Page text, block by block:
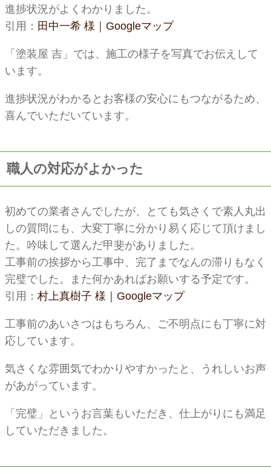
進捗状況がよくわかりました。
引用： 田中一希 様｜Googleマップ
「塗装屋 吉」では、施工の様子を写真でお伝えして
います。
進捗状況がわかるとお客様の安心にもつながるため、
喜んでいただいています。
職人の対応がよかった
初めての業者さんでしたが、とても気さくで素人丸出
しの質問にも、大変丁寧に分かり易く応じて頂けまし
た。吟味して選んだ甲斐がありました。
工事前の挨拶から工事中、完了までなんの滞りもなく
完璧でした。また何かあればお願いする予定です。
引用： 村上真樹子 様｜Googleマップ
工事前のあいさつはもちろん、ご不明点にも丁寧に対
応しています。
気さくな雰囲気でわかりやすかったと、うれしいお声
があがっています。
「完璧」というお言葉もいただき、仕上がりにも満足
していただきました。